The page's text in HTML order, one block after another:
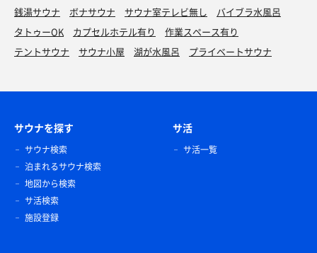
銭湯サウナ
ボナサウナ サウナ室テレビ無し
バイブラ水風呂
タトゥーOK
カプセルホテル有り
作業スペース有り
テントサウナ
サウナ小屋 湖が水風呂 プライベートサウナ
サウナを探す
サウナ検索
泊まれるサウナ検索
地図から検索
サ活検索
施設登録
サ活
サ活一覧